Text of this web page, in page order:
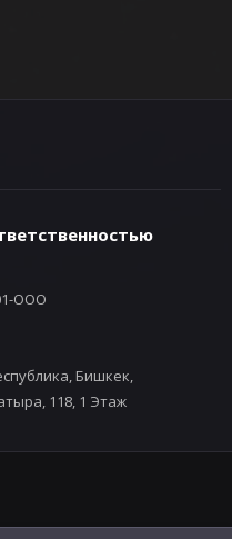
ООО
Бишкек,
118, 1 Этаж